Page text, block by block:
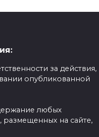
за действия,
опубликованной
любых
размещенных на сайте,